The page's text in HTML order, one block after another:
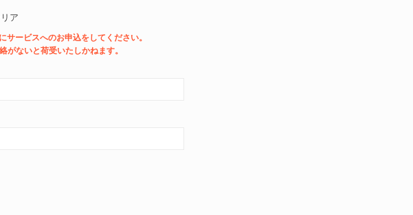
ア
ービスへのお申込をしてください。
がないと荷受いたしかねます。